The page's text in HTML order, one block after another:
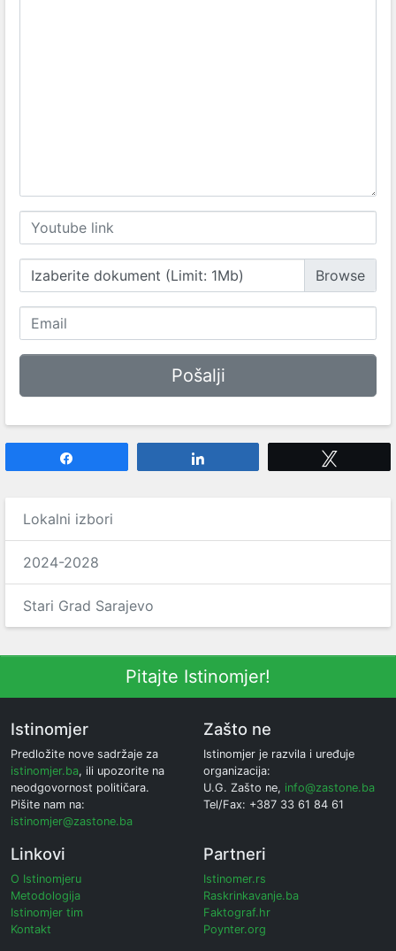
Izaberite dokument (Limit: 1Mb)
Lokalni izbori
2024-2028
Stari Grad Sarajevo
Pitajte Istinomjer!
Istinomjer
Predložite nove sadržaje za
istinomjer.ba, ili upozorite na
neodgovornost političara.
Pišite nam na:
istinomjer@zastone.ba
Zašto ne
Istinomjer je razvila i uređuje
organizacija:
U.G. Zašto ne, info@zastone.ba
Tel/Fax: +387 33 61 84 61
Linkovi
O Istinomjeru
Metodologija
Istinomjer tim
Kontakt
Partneri
Istinomer.rs
Raskrinkavanje.ba
Faktograf.hr
Poynter.org